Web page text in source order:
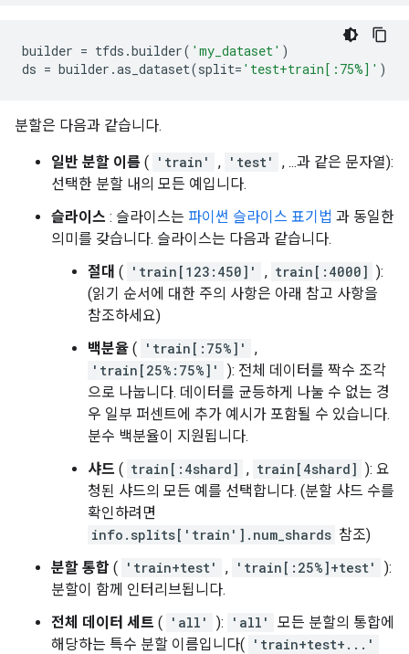
builder = tfds .builder( 'my_dataset' )
ds = builder .as_dataset(split= 'test+train[:75%]' )
분할은 다음과 같습니다.
일반 분할 이름 ( 'train' , 'test'
, ...과 같은 문자열):
선택한 분할 내의 모든 예입니다.
슬라이스 : 슬라이스는 파이썬 슬라이스 표기법 과 동일한
의미를 갖습니다. 슬라이스는 다음과 같습니다.
절대 ( 'train[123:450]' , train[:4000] ):
(읽기 순서에 대한 주의 사항은 아래 참고 사항을
참조하세요)
백분율 ( 'train[:75%]'
,
'train[25%:75%]'
): 전체 데이터를 짝수 조각
으로 나눕니다. 데이터를 균등하게 나눌 수 없는 경
우 일부 퍼센트에 추가 예시가 포함될 수 있습니다.
분수 백분율이 지원됩니다.
샤드 ( train[:4shard] , train[4shard] ): 요
청된 샤드의 모든 예를 선택합니다. (분할 샤드 수를
확인하려면
info.splits['train'].num_shards 참조)
분할 통합 ( 'train+test' , 'train[:25%]+test'
):
분할이 함께 인터리브됩니다.
전체 데이터 세트 ( 'all' ): 'all'
모든 분할의 통합에
해당하는 특수 분할 이름입니다( 'train+test+...'